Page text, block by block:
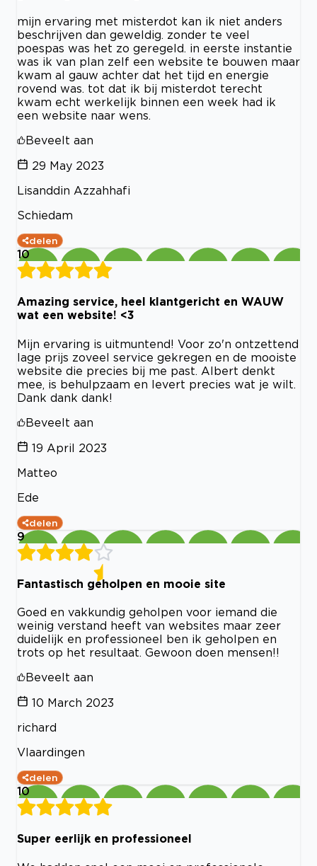
mijn ervaring met misterdot kan ik niet anders
beschrijven dan geweldig. zonder te veel
poespas was het zo geregeld. in eerste instantie
was ik van plan zelf een website te bouwen maar
kwam al gauw achter dat het tijd en energie
rovend was. tot dat ik bij misterdot terecht
kwam echt werkelijk binnen een week had ik
een website naar wens.
Beveelt aan
29 May 2023
Lisanddin Azzahhafi
Schiedam
delen
10
Amazing service, heel klantgericht en WAUW
wat een website! <3
Mijn ervaring is uitmuntend! Voor zo'n ontzettend
lage prijs zoveel service gekregen en de mooiste
website die precies bij me past. Albert denkt
mee, is behulpzaam en levert precies wat je wilt.
Dank dank dank!
Beveelt aan
19 April 2023
Matteo
Ede
delen
9
Fantastisch geholpen en mooie site
Goed en vakkundig geholpen voor iemand die
weinig verstand heeft van websites maar zeer
duidelijk en professioneel ben ik geholpen en
trots op het resultaat. Gewoon doen mensen!!
Beveelt aan
10 March 2023
richard
Vlaardingen
delen
10
Super eerlijk en professioneel